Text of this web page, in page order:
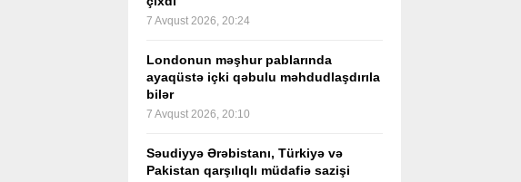
7 Avqust 2026, 20:24
Londonun məşhur pablarında
ayaqüstə içki qəbulu məhdudlaşdırıla
bilər
7 Avqust 2026, 20:10
Səudiyyə Ərəbistanı, Türkiyə və
Pakistan qarşılıqlı müdafiə sazişi